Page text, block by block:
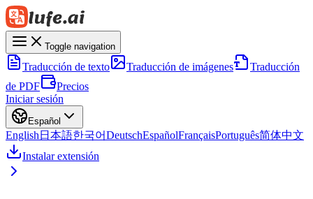
Toggle navigation
Traducción de texto Traducción de imágenes
Traducción
de PDF
Precios
Iniciar sesión
Español
English 日本語한국어DeutschEspañolFrançaisPortuguês简体中文
Instalar extensión